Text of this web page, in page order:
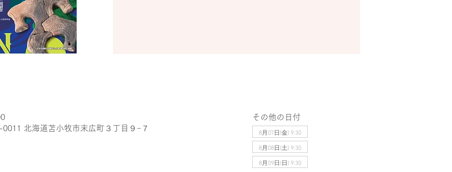
北海道苫小牧市末広町３丁目９−７
その他の日付
8月07日(金) 9:30
8月08日(土) 9:30
8月09日(日) 9:30